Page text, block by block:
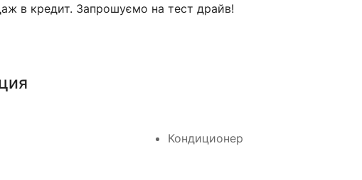
в кредит. Запрошуємо на тест драйв!
Кондиционер